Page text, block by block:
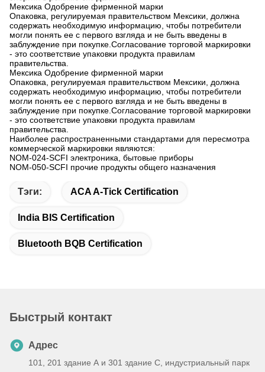
Мексика Одобрение фирменной марки
Опаковка, регулируемая правительством Мексики, должна
содержать необходимую информацию, чтобы потребители
могли понять ее с первого взгляда и не быть введены в
заблуждение при покупке.Согласование торговой маркировки
- это соответствие упаковки продукта правилам
правительства.
Мексика Одобрение фирменной марки
Опаковка, регулируемая правительством Мексики, должна
содержать необходимую информацию, чтобы потребители
могли понять ее с первого взгляда и не быть введены в
заблуждение при покупке.Согласование торговой маркировки
- это соответствие упаковки продукта правилам
правительства.
Наиболее распространенными стандартами для пересмотра
коммерческой маркировки являются:
NOM-024-SCFI электроника, бытовые приборы
NOM-050-SCFI прочие продукты общего назначения
Тэги: ACA A-Tick Certification
India BIS Certification
Bluetooth BQB Certification
Быстрый контакт
Адрес
101, 201 здание А и 301 здание С, индустриальный парк